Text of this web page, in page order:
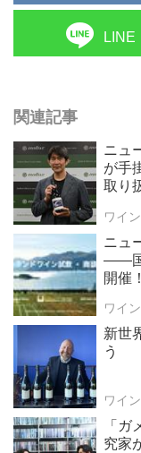
LINE
関連記事
ニュ
が手
取り
ワイ
ニュ
――国
開催！
ワイ
新世
う
ワイ
「
究家